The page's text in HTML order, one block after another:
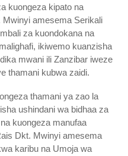
kuongeza kipato na
amesema Serikali
za kuondokana na
ikiwemo kuanzisha
mwani ili Zanzibar iweze
thamani kubwa zaidi.
thamani ya zao la
ushindani wa bidhaa za
kuongeza manufaa
Dkt. Mwinyi amesema
karibu na Umoja wa